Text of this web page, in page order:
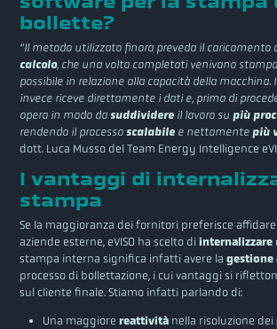
bollette?
“Il metodo utilizzato finora preveda il caricamento
calcolo, che una volta completati venivano
possibile in relazione alla capacità della macchina.
invece riceve direttamente i dati e, prima di
opera in modo dasuddividere il lavoro supiù
rendendo il processoscalabile e nettamentepiù
dott. Luca Musso del Team Energy Intelligence
I vantaggi di
stampa
Se la maggioranza dei fornitori preferisce
aziende esterne, eVISO ha scelto diinternalizzare
stampa interna significa infatti avere lagestione
processo di bollettazione, i cui vantaggi si
sul cliente finale. Stiamo infatti parlando di:
Una maggiore reattività nella risoluzione dei